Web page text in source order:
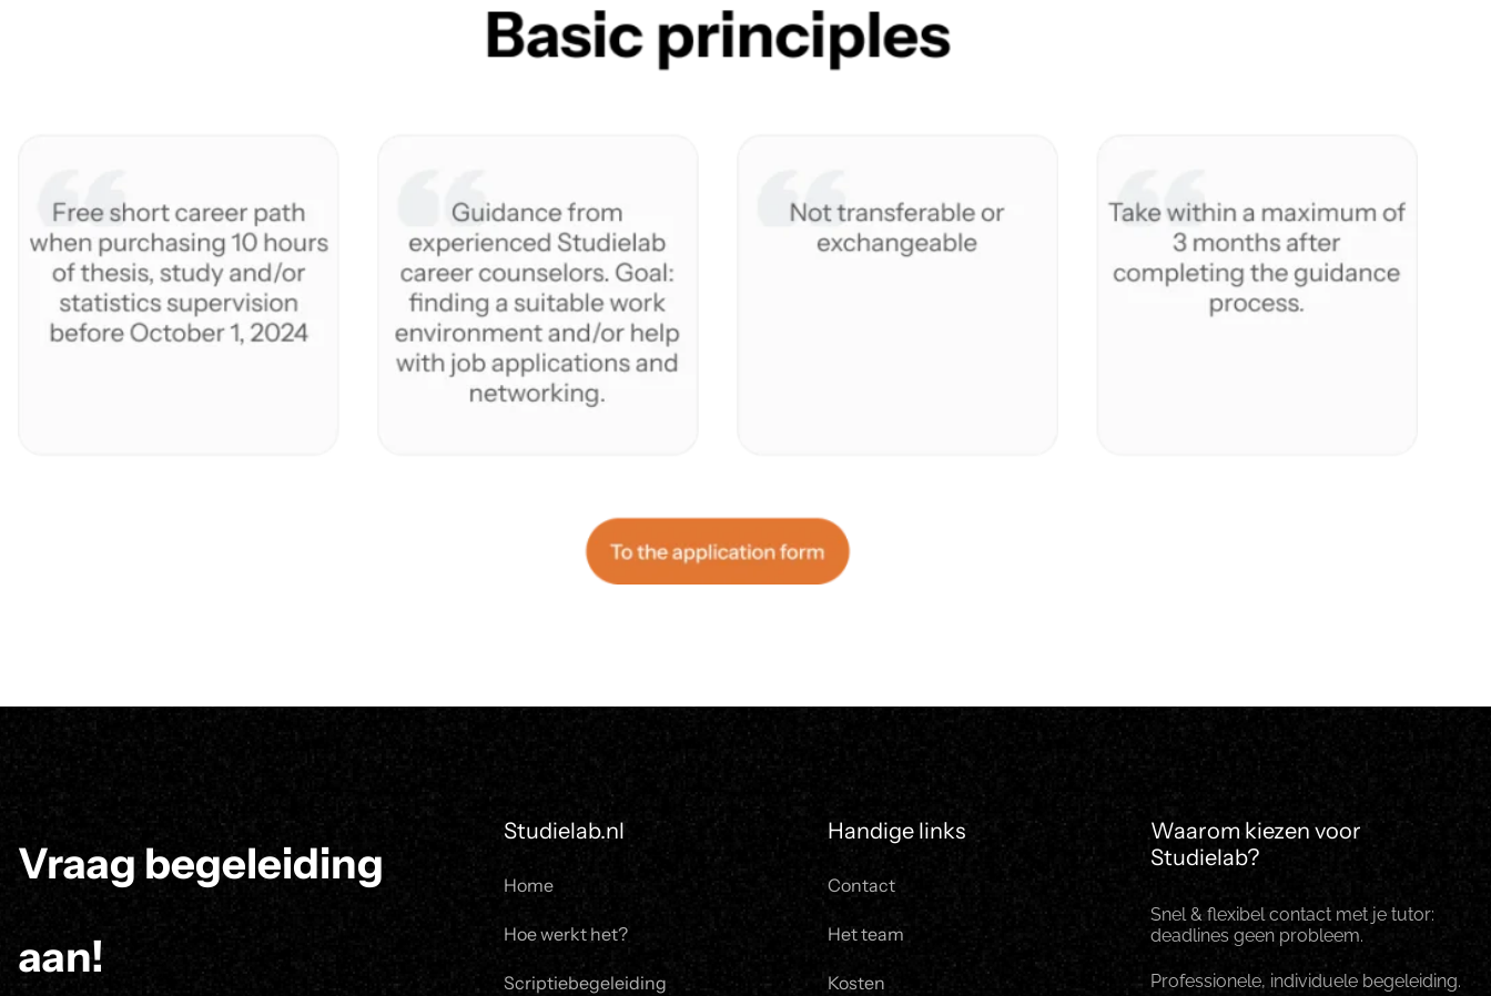
Vraag begeleiding
aan!
Studielab.nl
Home
Hoe werkt het?
Scriptiebegeleiding
Handige links
Contact
Het team
Kosten
Waarom kiezen voor
Studielab?
Snel & flexibel contact met je tutor:
deadlines geen probleem.
Professionele, individuele begeleiding.